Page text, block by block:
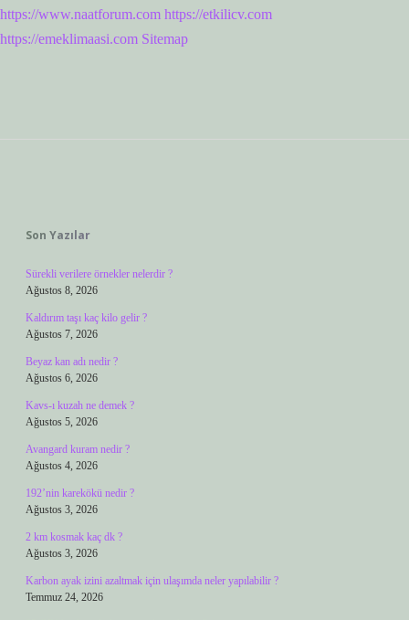
https://www.naatforum.com https://etkilicv.com
https://emeklimaasi.com Sitemap
Son Yazılar
Sürekli verilere örnekler nelerdir ?
Ağustos 8, 2026
Kaldırım taşı kaç kilo gelir ?
Ağustos 7, 2026
Beyaz kan adı nedir ?
Ağustos 6, 2026
Kavs-ı kuzah ne demek ?
Ağustos 5, 2026
Avangard kuram nedir ?
Ağustos 4, 2026
192’nin karekökü nedir ?
Ağustos 3, 2026
2 km kosmak kaç dk ?
Ağustos 3, 2026
Karbon ayak izini azaltmak için ulaşımda neler yapılabilir ?
Temmuz 24, 2026